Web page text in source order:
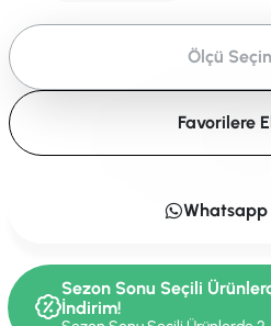
Ölçü
Favorilere
Sezon Sonu Seçili
İndirim!